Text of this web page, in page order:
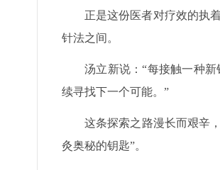
正是这份医者对疗效的执
针法之间。
汤立新说：“每接触一种
续寻找下一个可能。”
这条探索之路漫长而艰辛
灸奥秘的钥匙”。